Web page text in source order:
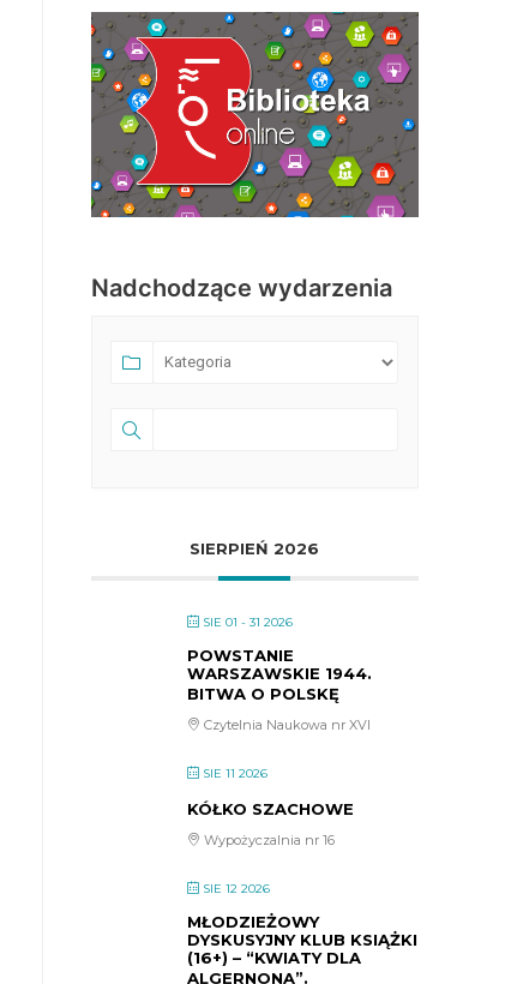
Nadchodzące wydarzenia
SIERPIEŃ 2026
SIE 01 - 31 2026
POWSTANIE
WARSZAWSKIE 1944.
BITWA O POLSKĘ
Czytelnia Naukowa nr XVI
SIE 11 2026
KÓŁKO SZACHOWE
Wypożyczalnia nr 16
SIE 12 2026
MŁODZIEŻOWY
DYSKUSYJNY KLUB KSIĄŻKI
(16+) – “KWIATY DLA
ALGERNONA”.